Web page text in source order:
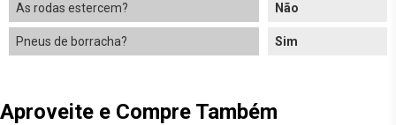
As rodas estercem? Não
Pneus de borracha? Sim
Aproveite e Compre Também